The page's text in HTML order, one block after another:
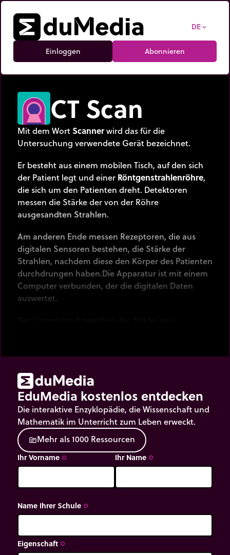
DE expand_more
Einloggen Abonnieren
CT Scan
Mit dem WortScannerwird das für die
Untersuchung verwendete Gerät bezeichnet.
Er besteht aus einem mobilen Tisch, auf den sich
der Patient legt und einer Röntgenstrahlenröhre,
die sich um den Patienten dreht. Detektoren
messen die Stärke der von der Röhre
ausgesandten Strahlen.
Am anderen Ende messen Rezeptoren, die aus
digitalen Sensoren bestehen, die Stärke der
Strahlen, nachdem diese den Körper des Patienten
durchdrungen haben.Die Apparatur ist mit einem
Computer verbunden, der die digitalen Daten
auswertet.
ein Bild in Grautönen zu erstellen.
Da die Strahlen den Körper zur Körperachse
senkrecht durchdringen, sind die erhaltenen Bilder
Querschnitte.
EduMedia kostenlos entdecken
Die interaktive Enzyklopädie, die Wissenschaft und
Mathematik im Unterricht zum Leben erweckt.
sourceMehrals1000 Ressourcen
Ihr Vorname trip_origin Ihr Name trip_origin
Name Ihrer Schule trip_origin
Eigenschaft trip_origin